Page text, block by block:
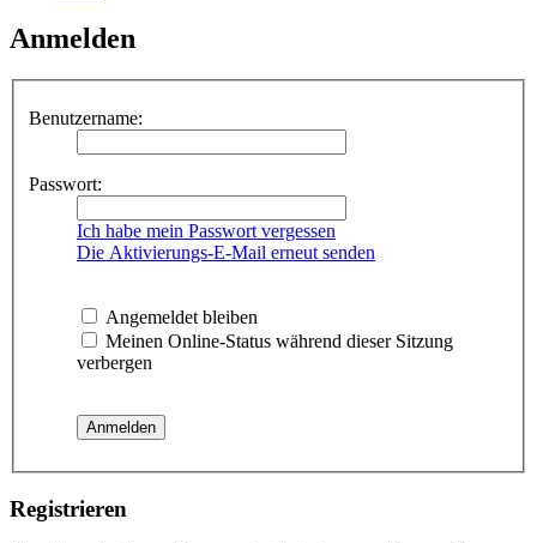
Anmelden
Benutzername:
Passwort:
Ich habe mein Passwort vergessen
Die Aktivierungs-E-Mail erneut senden
Angemeldet bleiben
Meinen Online-Status während dieser Sitzung
verbergen
Registrieren